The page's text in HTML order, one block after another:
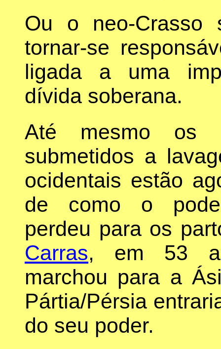
Ou o neo-Crasso
tornar-se
ligada a uma
dívida soberana.
Até mesmo os
submetidos a
ocidentais estão
de como o
perdeu para os
Carras, em 53
marchou para a
Pártia/Pérsia
do seu poder.